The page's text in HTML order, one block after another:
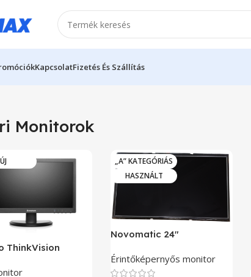
KapcsolatFizetés És Szállítás
Monitorok
ÚJ
ThinkVision
„A” KATEGÓRIÁS
HASZNÁLT
Novomatic 24″
Érintőképernyős monitor